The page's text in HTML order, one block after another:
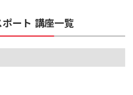
ート 講座一覧